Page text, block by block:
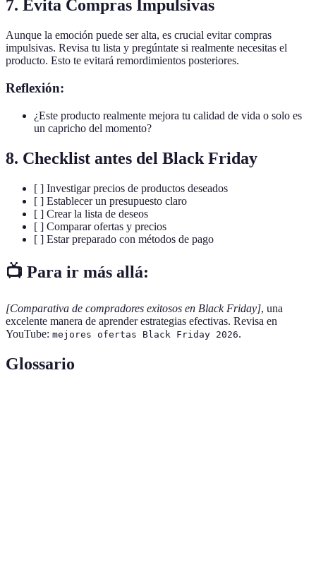
7. Evita Compras Impulsivas
Aunque la emoción puede ser alta, es crucial evitar compras
impulsivas. Revisa tu lista y pregúntate si realmente necesitas el
producto. Esto te evitará remordimientos posteriores.
Reflexión:
¿Este producto realmente mejora tu calidad de vida o solo es
un capricho del momento?
8. Checklist antes del Black Friday
[ ] Investigar precios de productos deseados
[ ] Establecer un presupuesto claro
[ ] Crear la lista de deseos
[ ] Comparar ofertas y precios
[ ] Estar preparado con métodos de pago
📺 Para ir más allá:
[Comparativa de compradores exitosos en Black Friday], una
excelente manera de aprender estrategias efectivas. Revisa en
YouTube: mejores ofertas Black Friday 2026.
Glossario